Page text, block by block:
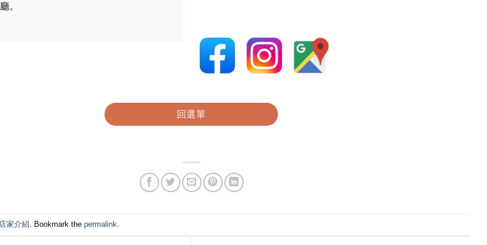
。
回選單
店家介紹 . Bookmark the permalink